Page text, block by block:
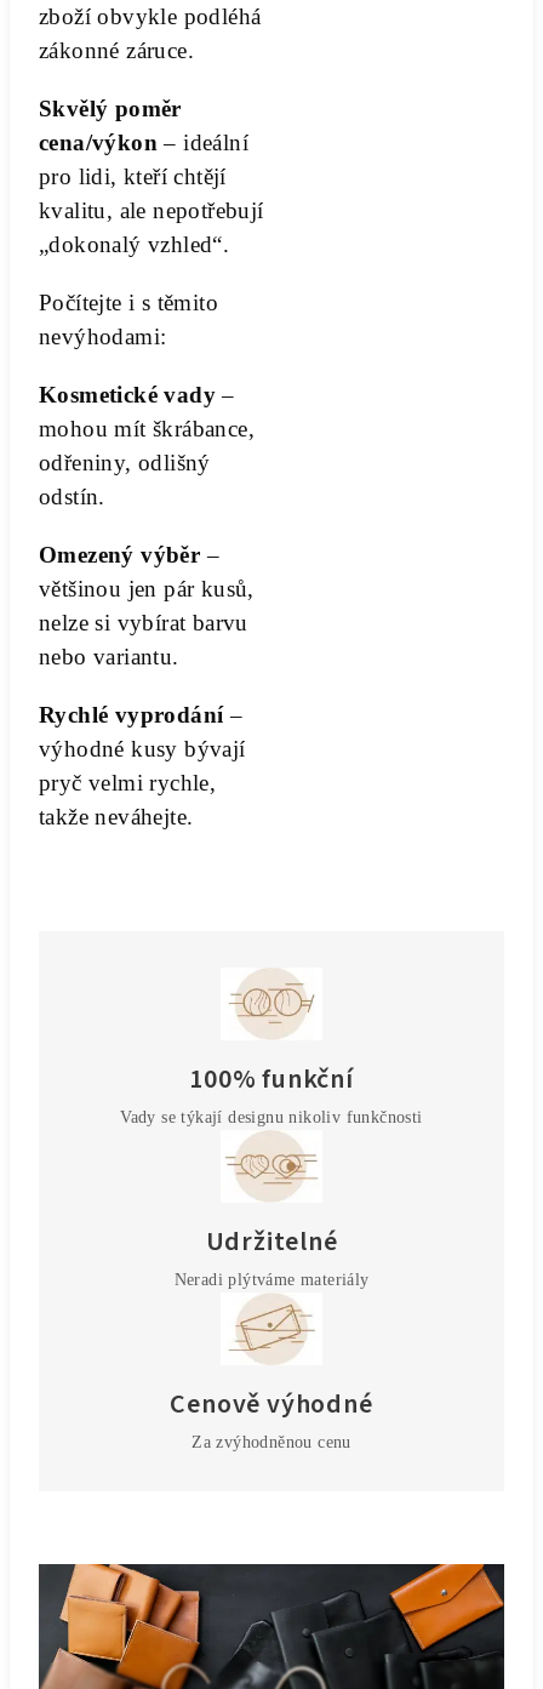
zboží obvykle podléhá
zákonné záruce.
Skvělý poměr
cena/výkon – ideální
pro lidi, kteří chtějí
kvalitu, ale nepotřebují
„dokonalý vzhled“.
Počítejte i s těmito
nevýhodami:
Kosmetické vady–
mohou mít škrábance,
odřeniny, odlišný
odstín.
Omezený výběr –
většinou jen pár kusů,
nelze si vybírat barvu
nebo variantu.
Rychlé vyprodání–
výhodné kusy bývají
pryč velmi rychle,
takže neváhejte.
100% funkční
Vady se týkají designu nikoliv funkčnosti
Udržitelné
Neradi plýtváme materiály
Cenově výhodné
Za zvýhodněnou cenu